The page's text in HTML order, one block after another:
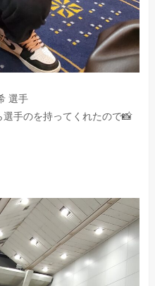
選手
手のを持ってくれたので📸